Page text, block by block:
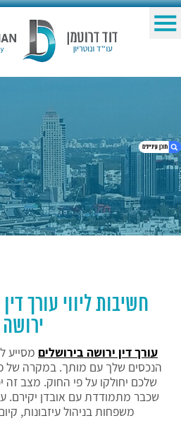
1. חשיבות ליווי עורך דין שמתמחה בדיני ירושה
2. עריכת צוואה
3. ייפוי כוח בריאות
חשיבות ליווי עורך
ירושה
עורך דין ירושה בירושלים מסייע
הנכסים שלך עם מותך. במקרה של
שלכם יחולקו על פי החוק. מצב
שכבר מתמודדת עם אובדן יקירם.
משפחות בניהול עיזבונות,